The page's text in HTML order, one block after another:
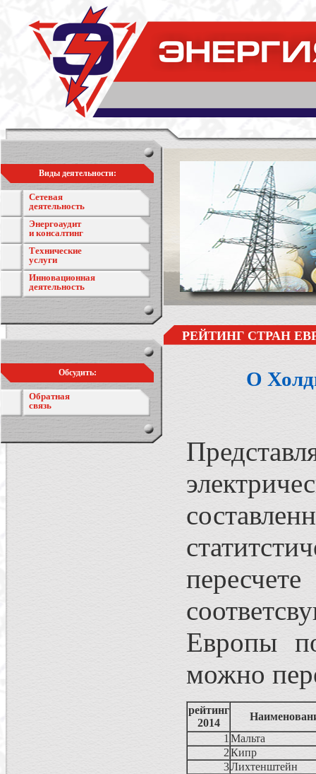
Виды деятельности:
Сетевая
деятельность
Энергоаудит
и консалтинг
Технические
услуги
Инновационная
деятельность
Обсудить:
Обратная
связь
РЕЙТИНГ СТРАН
О
Европы
можно
рейтинг
2014
1 Мальта
2Кипр
3Лихтенштейн